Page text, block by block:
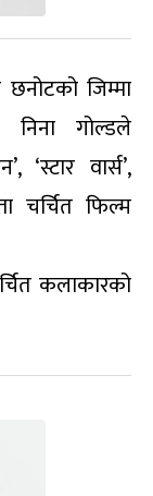
जिम्मा
निना गोल्डले
‘स्टार वार्स’,
चर्चित फिल्म
कलाकारको